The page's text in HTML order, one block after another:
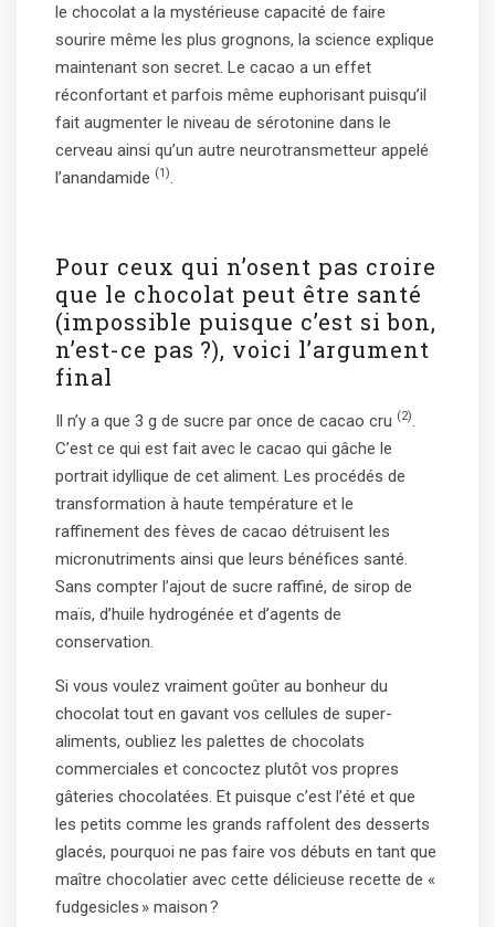
le chocolat a la mystérieuse capacité de faire
sourire même les plus grognons, la science explique
maintenant son secret. Le cacao a un effet
réconfortant et parfois même euphorisant puisqu’il
fait augmenter le niveau de sérotonine dans le
cerveau ainsi qu’un autre neurotransmetteur appelé
l’anandamide (1).
Pour ceux qui n’osent pas croire
que le chocolat peut être santé
(impossible puisque c’est si bon,
n’est-ce pas ?), voici l’argument
final
Il n’y a que 3 g de sucre par once de cacao cru (2).
C’est ce qui est fait avec le cacao qui gâche le
portrait idyllique de cet aliment. Les procédés de
transformation à haute température et le
raffinement des fèves de cacao détruisent les
micronutriments ainsi que leurs bénéfices santé.
Sans compter l’ajout de sucre raffiné, de sirop de
maïs, d’huile hydrogénée et d’agents de
conservation.
Si vous voulez vraiment goûter au bonheur du
chocolat tout en gavant vos cellules de super-
aliments, oubliez les palettes de chocolats
commerciales et concoctez plutôt vos propres
gâteries chocolatées. Et puisque c’est l’été et que
les petits comme les grands raffolent des desserts
glacés, pourquoi ne pas faire vos débuts en tant que
maître chocolatier avec cette délicieuse recette de «
fudgesicles » maison ?